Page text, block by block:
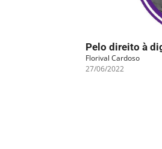
Pelo direito à
Florival Cardoso
27/06/2022